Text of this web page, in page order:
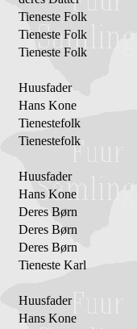
Tieneste Folk
Tieneste Folk
Tieneste Folk
Huusfader
Hans Kone
Tienestefolk
Tienestefolk
Huusfader
Hans Kone
Deres Børn
Deres Børn
Deres Børn
Tieneste Karl
Huusfader
Hans Kone